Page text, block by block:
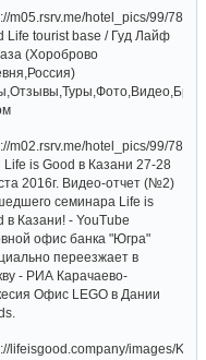
Life tourist base / Гуд Лайф
(Хороброво
is Good в Казани 27-28
2016г. Видео-отчет (№2)
семинара Life is
в Казани! - YouTube
офис банка "Югра"
переезжает в
- РИА Карачаево-
Офис LEGO в Дании